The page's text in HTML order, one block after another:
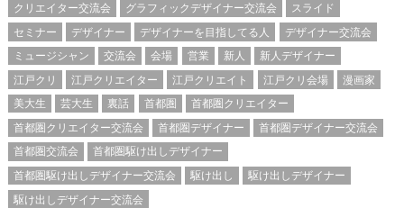
クリエイター交流会
グラフィックデザイナー交流会
スライド
セミナー
デザイナー デザイナーを目指してる人
デザイナー交流会
ミュージシャン
交流会 会場 営業 新人
新人デザイナー
江戸クリ
江戸クリエイター 江戸クリエイト 江戸クリ会場
漫画家
美大生
芸大生 裏話 首都圏
首都圏クリエイター
首都圏クリエイター交流会
首都圏デザイナー
首都圏デザイナー交流会
首都圏交流会
首都圏駆け出しデザイナー
首都圏駆け出しデザイナー交流会
駆け出し
駆け出しデザイナー
駆け出しデザイナー交流会